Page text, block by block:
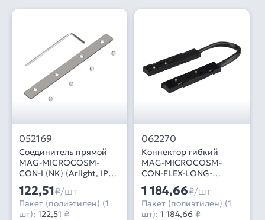
052169
Соединитель прямой
MAG-MICROCOSM-
CON-I (NK) (Arlight, IP20
Металл, 3 года)
122,51₽/шт
Пакет (полиэтилен) (1
шт): 122,51 ₽
062270
Коннектор гибкий
MAG-MICROCOSM-
CON-FLEX-LONG-
POWER (BK) (Arlight,
IP20 Пластик, 3 года)
1 184,66₽/шт
Пакет (полиэтилен) (1
шт): 1 184,66 ₽